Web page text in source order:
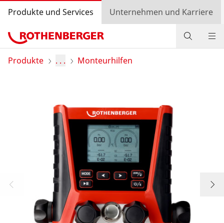
Produkte und Services Unternehmen und Karriere
Produkte
Bonusprogramm
Händlersuche
Einkaufswagen
Produkte . . . Monteurhilfen